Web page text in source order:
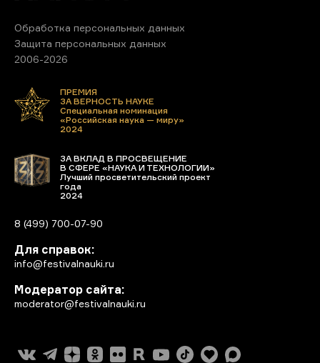
Обработка персональных данных
Защита персональных данных
2006-2026
ПРЕМИЯ
ЗА ВЕРНОСТЬ НАУКЕ
Специальная номинация
«Российская наука — миру»
2024
ЗА ВКЛАД В ПРОСВЕЩЕНИЕ
В СФЕРЕ «НАУКА И ТЕХНОЛОГИИ»
Лучший просветительский проект
года
2024
8 (499) 700-07-90
Для справок:
info@festivalnauki.ru
Модератор сайта:
moderator@festivalnauki.ru